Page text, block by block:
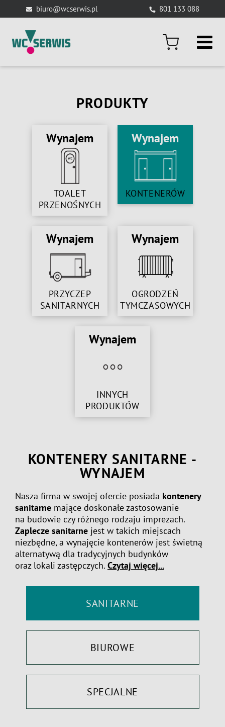
to
content
biuro@wcserwis.pl 801 133 088
PRODUKTY
Wynajem
TOALET
PRZENOŚNYCH
Wynajem
KONTENERÓW
Wynajem
PRZYCZEP
SANITARNYCH
Wynajem
OGRODZEŃ
TYMCZASOWYCH
Wynajem
INNYCH
PRODUKTÓW
KONTENERY SANITARNE -
WYNAJEM
Nasza firma w swojej ofercie posiada kontenery
sanitarne mające doskonałe zastosowanie
na budowie czy różnego rodzaju imprezach.
Zaplecze sanitarne jest w takich miejscach
niezbędne, a wynajęcie kontenerów jest świetną
alternatywą dla tradycyjnych budynków
oraz lokali zastępczych. Czytaj więcej...
SANITARNE
BIUROWE
SPECJALNE